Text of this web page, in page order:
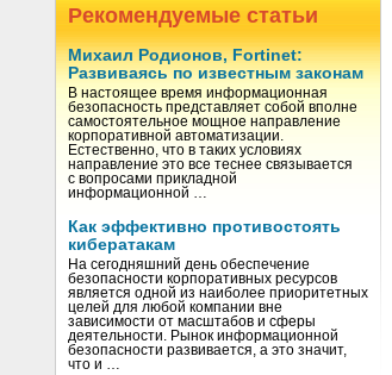
Рекомендуемые статьи
Михаил Родионов, Fortinet:
Развиваясь по известным законам
В настоящее время информационная
безопасность представляет собой вполне
самостоятельное мощное направление
корпоративной автоматизации.
Естественно, что в таких условиях
направление это все теснее связывается
с вопросами прикладной
информационной …
Как эффективно противостоять
кибератакам
На сегодняшний день обеспечение
безопасности корпоративных ресурсов
является одной из наиболее приоритетных
целей для любой компании вне
зависимости от масштабов и сферы
деятельности. Рынок информационной
безопасности развивается, а это значит,
что и …